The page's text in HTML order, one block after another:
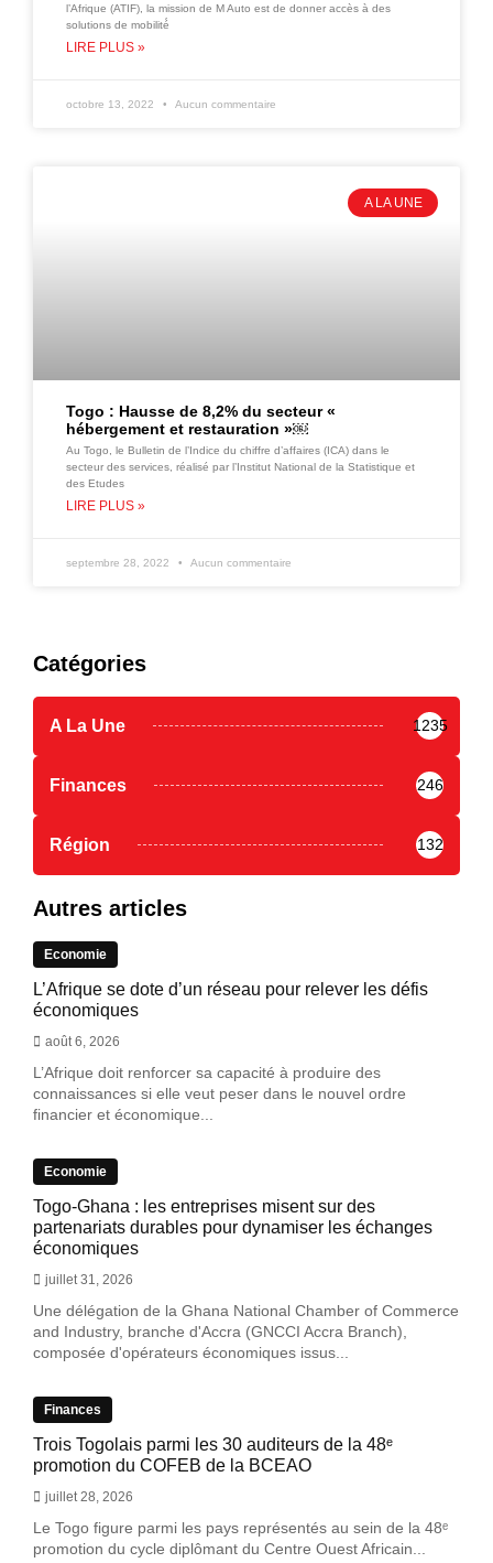
l’Afrique (ATIF), la mission de M Auto est de donner accès à des
solutions de mobilité́
LIRE PLUS »
octobre 13, 2022 Aucun commentaire
A LA UNE
Togo : Hausse de 8,2% du secteur «
hébergement et restauration »￼
Au Togo, le Bulletin de l’Indice du chiffre d’affaires (ICA) dans le
secteur des services, réalisé par l’Institut National de la Statistique et
des Etudes
LIRE PLUS »
septembre 28, 2022 Aucun commentaire
Catégories
A La Une 1235
Finances 246
Région 132
Autres articles
Economie
L’Afrique se dote d’un réseau pour relever les défis
économiques
août 6, 2026
L’Afrique doit renforcer sa capacité à produire des
connaissances si elle veut peser dans le nouvel ordre
financier et économique...
Economie
Togo-Ghana : les entreprises misent sur des
partenariats durables pour dynamiser les échanges
économiques
juillet 31, 2026
Une délégation de la Ghana National Chamber of Commerce
and Industry, branche d'Accra (GNCCI Accra Branch),
composée d'opérateurs économiques issus...
Finances
Trois Togolais parmi les 30 auditeurs de la 48ᵉ
promotion du COFEB de la BCEAO
juillet 28, 2026
Le Togo figure parmi les pays représentés au sein de la 48ᵉ
promotion du cycle diplômant du Centre Ouest Africain...